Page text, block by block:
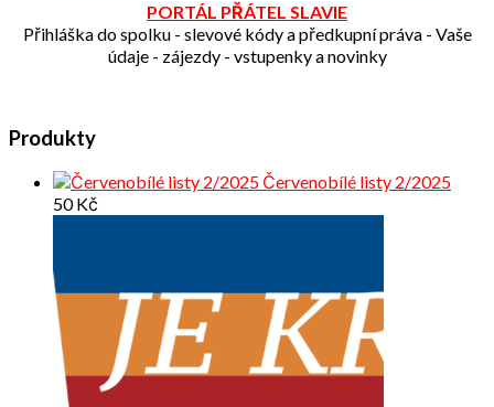
PORTÁL PŘÁTEL SLAVIE
Přihláška do spolku - slevové kódy a předkupní práva - Vaše
údaje - zájezdy - vstupenky a novinky
Produkty
Červenobílé listy 2/2025
50Kč